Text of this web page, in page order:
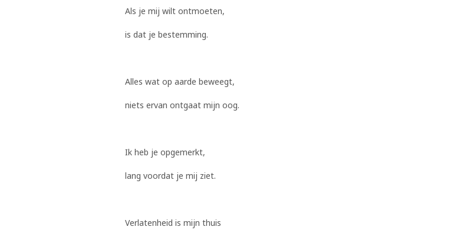
Als je mij wilt ontmoeten,
is dat je bestemming.
Alles wat op aarde beweegt,
niets ervan ontgaat mijn oog.
Ik heb je opgemerkt,
lang voordat je mij ziet.
Verlatenheid is mijn thuis